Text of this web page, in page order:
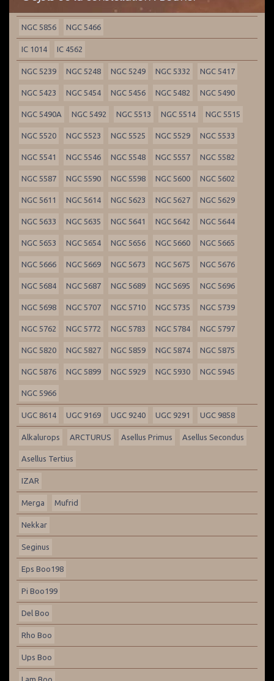
NGC 5856 NGC 5466
IC 1014 IC 4562
NGC 5239 NGC 5248 NGC 5249 NGC 5332 NGC 5417
NGC 5423 NGC 5454 NGC 5456 NGC 5482 NGC 5490
NGC 5490A NGC 5492 NGC 5513 NGC 5514 NGC 5515
NGC 5520 NGC 5523 NGC 5525 NGC 5529 NGC 5533
NGC 5541 NGC 5546 NGC 5548 NGC 5557 NGC 5582
NGC 5587 NGC 5590 NGC 5598 NGC 5600 NGC 5602
NGC 5611 NGC 5614 NGC 5623 NGC 5627 NGC 5629
NGC 5633 NGC 5635 NGC 5641 NGC 5642 NGC 5644
NGC 5653 NGC 5654 NGC 5656 NGC 5660 NGC 5665
NGC 5666 NGC 5669 NGC 5673 NGC 5675 NGC 5676
NGC 5684 NGC 5687 NGC 5689 NGC 5695 NGC 5696
NGC 5698 NGC 5707 NGC 5710 NGC 5735 NGC 5739
NGC 5762 NGC 5772 NGC 5783 NGC 5784 NGC 5797
NGC 5820 NGC 5827 NGC 5859 NGC 5874 NGC 5875
NGC 5876 NGC 5899 NGC 5929 NGC 5930 NGC 5945
NGC 5966
UGC 8614 UGC 9169 UGC 9240 UGC 9291 UGC 9858
Alkalurops ARCTURUS Asellus Primus Asellus Secondus
Asellus Tertius
IZAR
Merga Mufrid
Nekkar
Seginus
Eps Boo198
Pi Boo199
Del Boo
Rho Boo
Ups Boo
Lam Boo